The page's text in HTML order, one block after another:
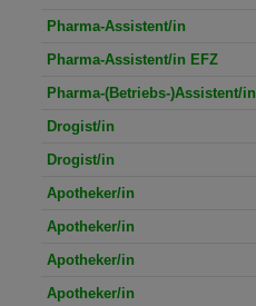
Pharma-Assistent/in
Pharma-Assistent/in EFZ
Pharma-(Betriebs-)Assistent/in
Drogist/in
Drogist/in
Apotheker/in
Apotheker/in
Apotheker/in
Apotheker/in